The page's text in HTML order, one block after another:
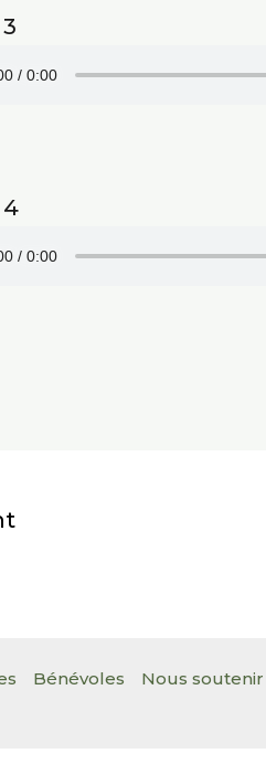
4
Bénévoles Nous soutenir